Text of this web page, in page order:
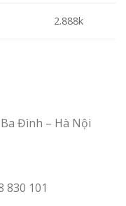
2.888k
Đình – Hà Nội
830 101